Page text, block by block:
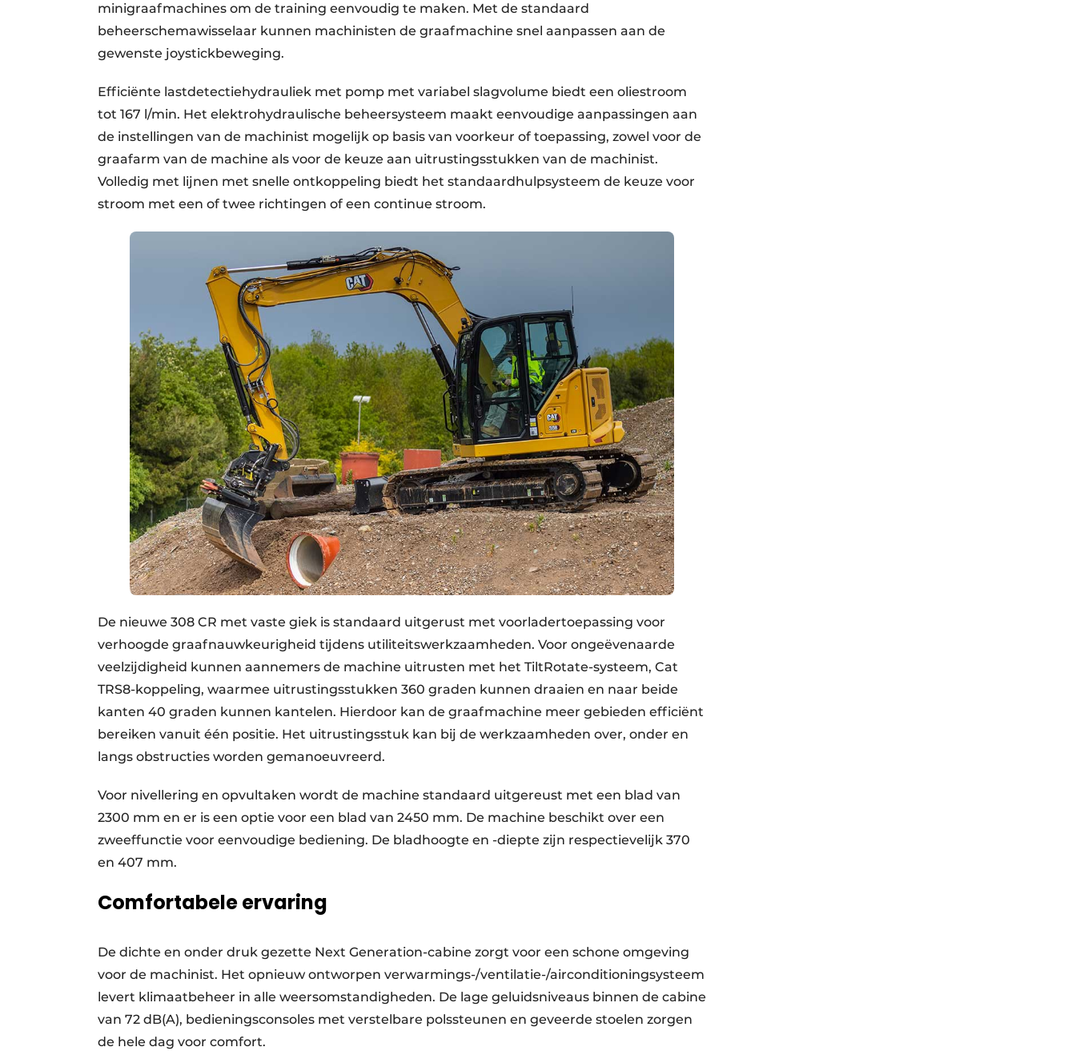
minigraafmachines om de training eenvoudig te maken. Met de standaard
beheerschemawisselaar kunnen machinisten de graafmachine snel aanpassen aan de
gewenste joystickbeweging.
Efficiënte lastdetectiehydrauliek met pomp met variabel slagvolume biedt een oliestroom
tot 167 l/min. Het elektrohydraulische beheersysteem maakt eenvoudige aanpassingen aan
de instellingen van de machinist mogelijk op basis van voorkeur of toepassing, zowel voor de
graafarm van de machine als voor de keuze aan uitrustingsstukken van de machinist.
Volledig met lijnen met snelle ontkoppeling biedt het standaardhulpsysteem de keuze voor
stroom met een of twee richtingen of een continue stroom.
De nieuwe 308 CR met vaste giek is standaard uitgerust met voorladertoepassing voor
verhoogde graafnauwkeurigheid tijdens utiliteitswerkzaamheden. Voor ongeëvenaarde
veelzijdigheid kunnen aannemers de machine uitrusten met het TiltRotate-systeem, Cat
TRS8-koppeling, waarmee uitrustingsstukken 360 graden kunnen draaien en naar beide
kanten 40 graden kunnen kantelen. Hierdoor kan de graafmachine meer gebieden efficiënt
bereiken vanuit één positie. Het uitrustingsstuk kan bij de werkzaamheden over, onder en
langs obstructies worden gemanoeuvreerd.
Voor nivellering en opvultaken wordt de machine standaard uitgereust met een blad van
2300 mm en er is een optie voor een blad van 2450 mm. De machine beschikt over een
zweeffunctie voor eenvoudige bediening. De bladhoogte en -diepte zijn respectievelijk 370
en 407 mm.
Comfortabele ervaring
De dichte en onder druk gezette Next Generation-cabine zorgt voor een schone omgeving
voor de machinist. Het opnieuw ontworpen verwarmings-/ventilatie-/airconditioningsysteem
levert klimaatbeheer in alle weersomstandigheden. De lage geluidsniveaus binnen de cabine
van 72 dB(A), bedieningsconsoles met verstelbare polssteunen en geveerde stoelen zorgen
de hele dag voor comfort.